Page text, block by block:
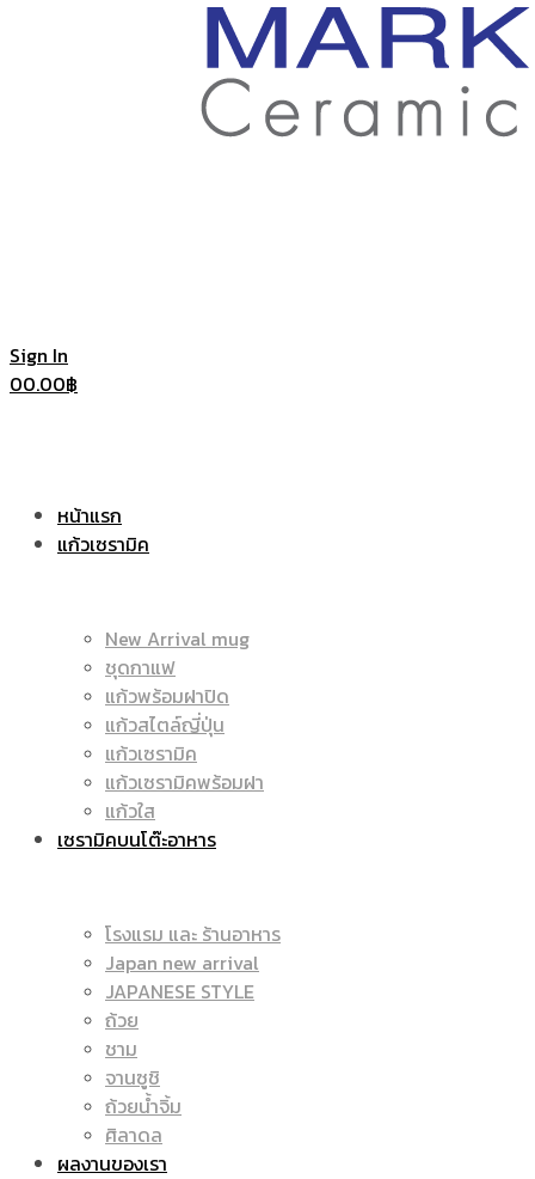
แก้ว
สกรีน
โลโก้
ราคา
แก้ว
Sign In
00.00฿
หน้าแรก
แก้วเซรามิค
New Arrival mug
ชุดกาแฟ
แก้วพร้อมฝาปิด
แก้วสไตล์ญี่ปุ่น
แก้วเซรามิค
แก้วเซรามิคพร้อมฝา
แก้วใส
เซรามิคบนโต๊ะอาหาร
โรงแรม และ ร้านอาหาร
Japan new arrival
JAPANESE STYLE
ถ้วย
ชาม
จานซูชิ
ถ้วยน้ำจิ้ม
ศิลาดล
ผลงานของเรา